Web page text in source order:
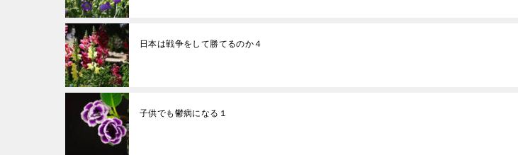
日本は戦争をして勝てるのか４
子供でも鬱病になる１